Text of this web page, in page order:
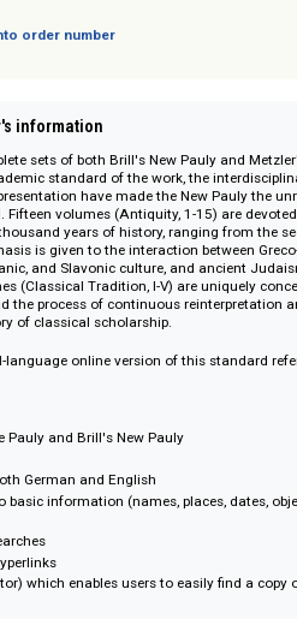
i. S. d. § 13 BGB und
order number
information
sets of both Brill's New Pauly
standard of the work, the
presentation have made the New
Fifteen volumes (Antiquity, 1-15)
is given to the interaction
and Slavonic culture, and
(Classical Tradition, I-V) are
and the process of continuous
of classical scholarship.
language online version of this